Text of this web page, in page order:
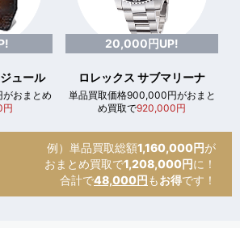
ュール
おまとめ
20,000円UP!
ロレックス サブマリーナ
単品買取価格900,000円がおまと
め買取で920,000円
例）単品買取総額1,160,000円が
おまとめ買取で1,208,000円に！
合計で48,000円 もお得です！